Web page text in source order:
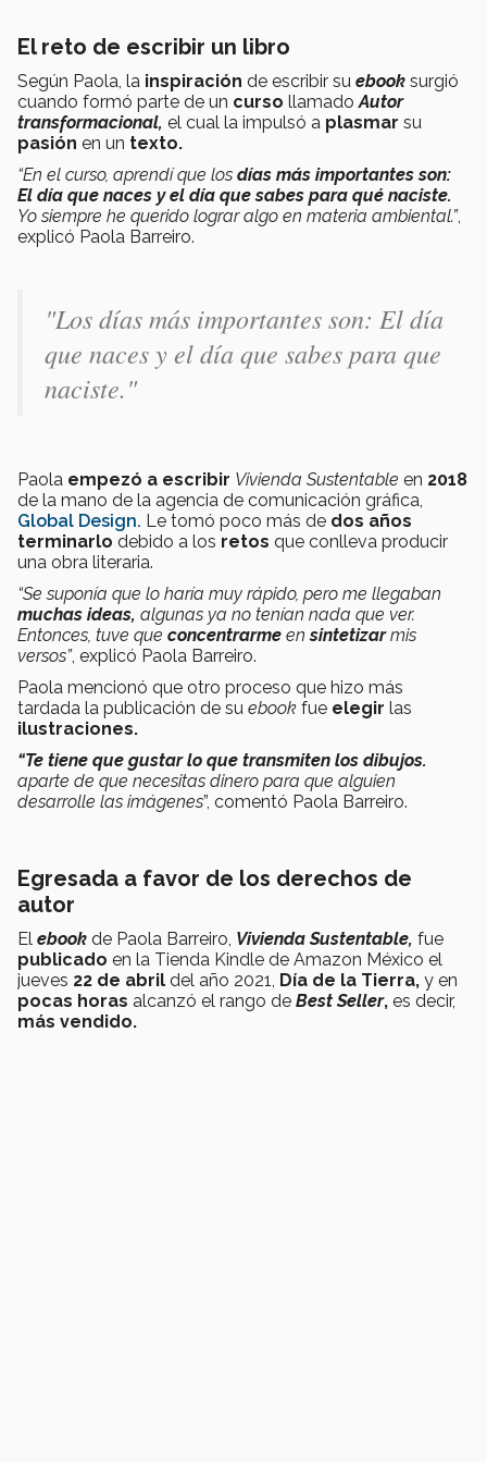
El reto de escribir un libro
Según Paola, la inspiración de escribir su ebook surgió
cuando formó parte de un curso llamadoAutor
transformacional, el cual la impulsó a plasmar su
pasión en un texto.
“En el curso, aprendí que los días más importantes son:
El día que naces y el día que sabes para qué naciste.
Yo siempre he querido lograr algo en materia ambiental.”,
explicó Paola Barreiro.
"Los días más importantes son: El día
que naces y el día que sabes para que
naciste."
Paola empezó a escribir Vivienda Sustentable en 2018
de la mano de la agencia de comunicación gráfica,
Global Design. Le tomó poco más de dos años
terminarlo debido a los retos que conlleva producir
una obra literaria.
“Se suponía que lo haría muy rápido, pero me llegaban
muchas ideas, algunas ya no tenían nada que ver.
Entonces, tuve que concentrarme ensintetizarmis
versos”, explicó Paola Barreiro.
Paola mencionó que otro proceso que hizo más
tardada la publicación de su ebook fue elegir las
ilustraciones.
“Te tiene que gustar lo que transmiten los dibujos.
aparte de que necesitas dinero para que alguien
desarrolle las imágenes”, comentó Paola Barreiro.
Egresada a favor de los derechos de
autor
El ebook de Paola Barreiro, Vivienda Sustentable, fue
publicado en la Tienda Kindle de Amazon México el
jueves 22 de abril del año 2021, Día de la Tierra, y en
pocas horas alcanzó el rango de Best Seller, es decir,
más vendido.